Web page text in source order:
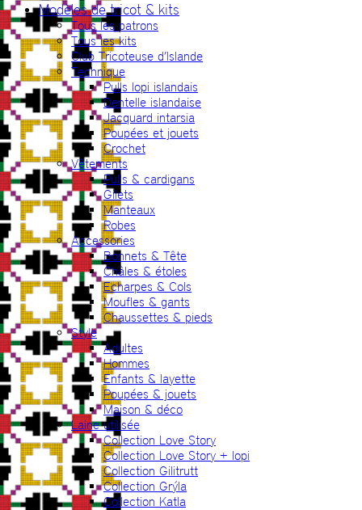
Modèles de tricot & kits
Tous les patrons
Tous les kits
Club Tricoteuse d’Islande
Technique
Pulls lopi islandais
Dentelle islandaise
Jacquard intarsia
Poupées et jouets
Crochet
Vêtements
Pulls & cardigans
Gilets
Manteaux
Robes
Accessories
Bonnets & Tête
Châles & étoles
Echarpes & Cols
Moufles & gants
Chaussettes & pieds
Style
Adultes
Hommes
Enfants & layette
Poupées & jouets
Maison & déco
Laine utilisée
Collection Love Story
Collection Love Story + lopi
Collection Gilitrutt
Collection Grýla
Collection Katla